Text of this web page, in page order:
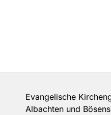
Evangelische
Albachten und